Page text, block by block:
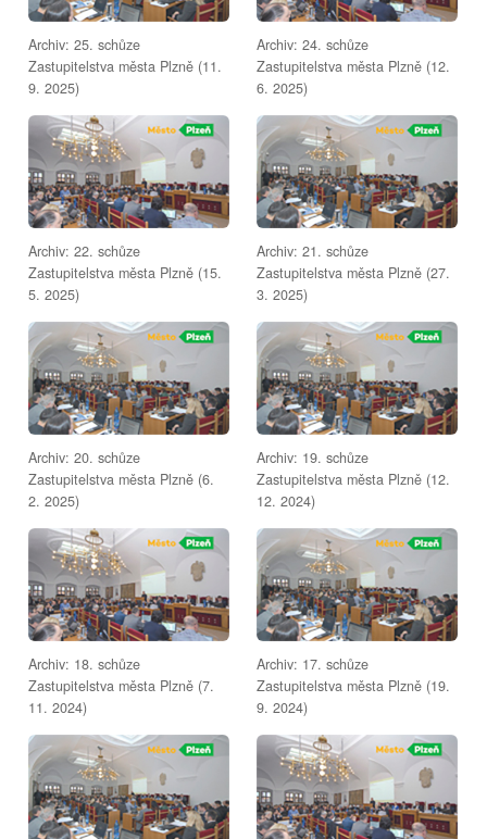
Archiv: 25. schůze
Zastupitelstva města Plzně (11.
9. 2025)
Archiv: 24. schůze
Zastupitelstva města Plzně (12.
6. 2025)
Archiv: 22. schůze
Zastupitelstva města Plzně (15.
5. 2025)
Archiv: 21. schůze
Zastupitelstva města Plzně (27.
3. 2025)
Archiv: 20. schůze
Zastupitelstva města Plzně (6.
2. 2025)
Archiv: 19. schůze
Zastupitelstva města Plzně (12.
12. 2024)
Archiv: 18. schůze
Zastupitelstva města Plzně (7.
11. 2024)
Archiv: 17. schůze
Zastupitelstva města Plzně (19.
9. 2024)